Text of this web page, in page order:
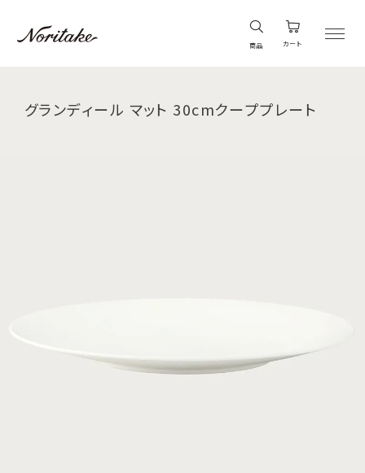
商品 カート
グランディール マット 30cmクーププレート